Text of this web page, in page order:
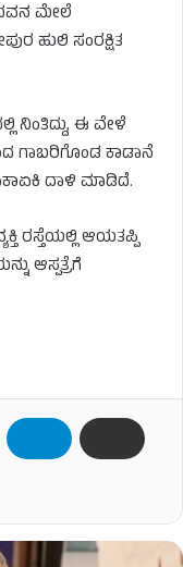
ಮೇಲೆ
ಹುಲಿ ಸಂರಕ್ಷಿತ
ನಿಂತಿದ್ದು, ಈ ವೇಳೆ
ಗಾಬರಿಗೊಂಡ ಕಾಡಾನೆ
ದಾಳಿ ಮಾಡಿದೆ.
ರಸ್ತೆಯಲ್ಲಿ ಆಯತಪ್ಪಿ
ಆಸ್ಪತ್ರೆಗೆ